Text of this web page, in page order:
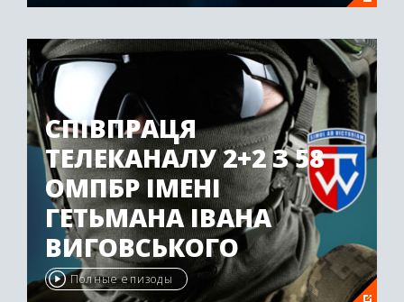
СПІВПРАЦЯ
ТЕЛЕКАНАЛУ 2+2 З 58
ОМПБР ІМЕНІ
ГЕТЬМАНА ІВАНА
ВИГОВСЬКОГО
Полные епизоды